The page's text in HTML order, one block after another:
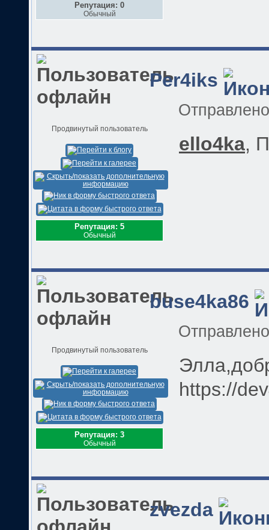
Репутация: 0
Обычный
Per4iks
Продвинутый пользователь
Репутация: 5
Обычный
ello4ka,
buse4ka86
Продвинутый пользователь
Репутация: 3
Обычный
https://
zvezda